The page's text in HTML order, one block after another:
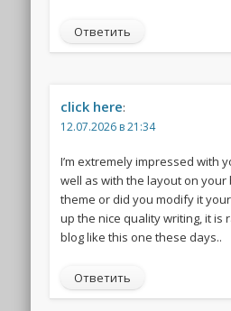
Ответить
click here:
12.07.2026 в 21:34
I’m extremely impressed with
well as with the layout on your
theme or did you modify it
up the nice quality writing, it is
blog like this one these days..
Ответить